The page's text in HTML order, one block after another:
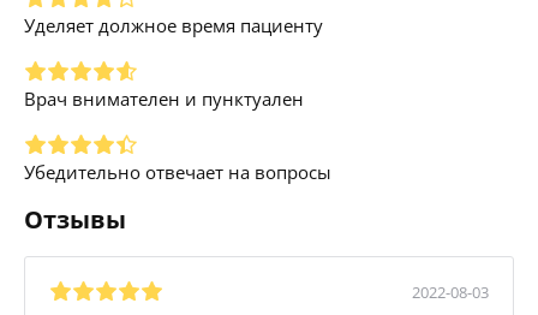
Уделяет должное время пациенту
Врач внимателен и пунктуален
Убедительно отвечает на вопросы
Отзывы
2022-08-03